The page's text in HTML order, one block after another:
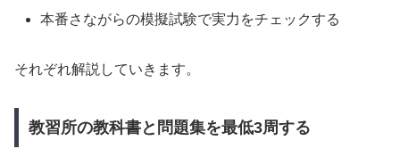
本番さながらの模擬試験で実力をチェックする
それぞれ解説していきます。
教習所の教科書と問題集を最低3周する